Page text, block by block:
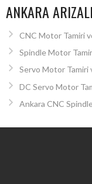
ANKARA
CNC Motor Tamiri
Spindle Motor Tamiri
Servo Motor Tamiri
DC Servo Motor
Ankara CNC